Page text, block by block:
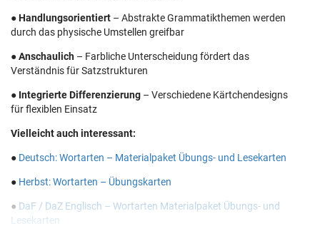
●Handlungsorientiert – Abstrakte Grammatikthemen werden
durch das physische Umstellen greifbar
●Anschaulich – Farbliche Unterscheidung fördert das
Verständnis für Satzstrukturen
● Integrierte Differenzierung – Verschiedene Kärtchendesigns
für flexiblen Einsatz
Vielleicht auch interessant:
● Deutsch: Wortarten – Materialpaket Übungs- und Lesekarten
● Herbst: Wortarten – Übungskarten
● DaF / DaZ Englisch – Wortarten Materialpaket Übungs- und
Lesekarten